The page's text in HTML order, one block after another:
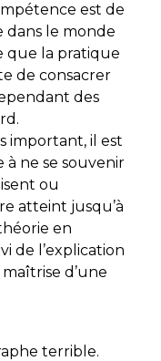
est de
dans le monde
que la pratique
de consacrer
des
important, il est
ne se souvenir
ou
atteint jusqu’à
en
de l’explication
d’une
terrible.